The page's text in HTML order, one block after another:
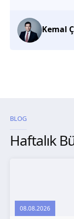
BLOG
Haftalık
08.08.2026